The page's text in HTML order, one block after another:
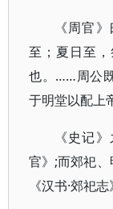
《周官
至；夏日至
也。……周公
于明堂以配上
《史记
官》;而郊祀
《汉书·郊祀